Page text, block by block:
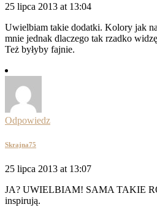
25 lipca 2013 at 13:04
Uwielbiam takie dodatki. Kolory jak
mnie jednak dlaczego tak rzadko
Też byłyby fajnie.
Odpowiedz
Skrajna75
25 lipca 2013 at 13:07
JA? UWIELBIAM! SAMA TAKIE
inspirują.